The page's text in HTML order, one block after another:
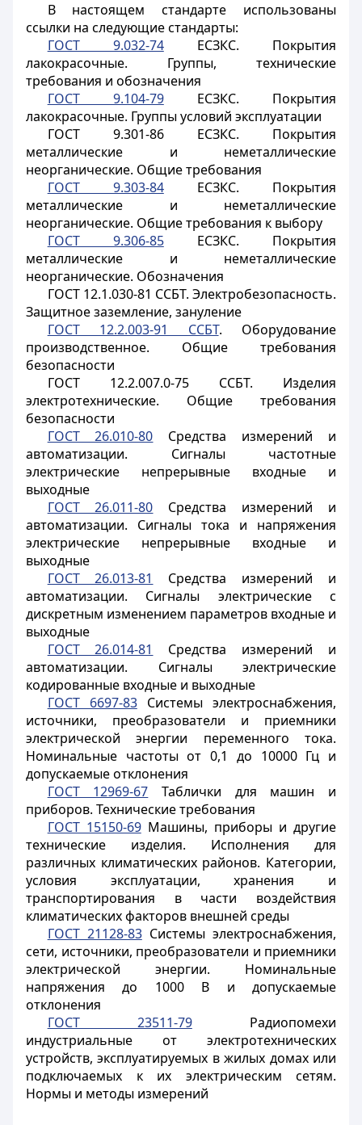
В настоящем стандарте использованы
ссылки на следующие стандарты:
ГОСТ 9.032-74ЕСЗКС. Покрытия
лакокрасочные. Группы, технические
требования и обозначения
ГОСТ 9.104-79ЕСЗКС. Покрытия
лакокрасочные. Группы условий эксплуатации
ГОСТ 9.301-86 ЕСЗКС. Покрытия
металлические и неметаллические
неорганические. Общие требования
ГОСТ 9.303-84ЕСЗКС. Покрытия
металлические и неметаллические
неорганические. Общие требования к выбору
ГОСТ 9.306-85ЕСЗКС. Покрытия
металлические и неметаллические
неорганические. Обозначения
ГОСТ 12.1.030-81 ССБТ. Электробезопасность.
Защитное заземление, зануление
ГОСТ 12.2.003-91 ССБТ. Оборудование
производственное. Общие требования
безопасности
ГОСТ 12.2.007.0-75 ССБТ. Изделия
электротехнические. Общие требования
безопасности
ГОСТ 26.010-80 Средства измерений и
автоматизации. Сигналы частотные
электрические непрерывные входные и
выходные
ГОСТ 26.011-80 Средства измерений и
автоматизации. Сигналы тока и напряжения
электрические непрерывные входные и
выходные
ГОСТ 26.013-81
Средства измерений и
автоматизации. Сигналы электрические с
дискретным изменением параметров входные и
выходные
ГОСТ 26.014-81
Средства измерений и
автоматизации. Сигналы электрические
кодированные входные и выходные
ГОСТ 6697-83Системы электроснабжения,
источники, преобразователи и приемники
электрической энергии переменного тока.
Номинальные частоты от 0,1 до 10000 Гц и
допускаемые отклонения
ГОСТ 12969-67 Таблички для машин и
приборов. Технические требования
ГОСТ 15150-69Машины, приборы и другие
технические изделия. Исполнения для
различных климатических районов. Категории,
условия эксплуатации, хранения и
транспортирования в части воздействия
климатических факторов внешней среды
ГОСТ 21128-83Системы электроснабжения,
сети, источники, преобразователи и приемники
электрической энергии. Номинальные
напряжения до 1000 В и допускаемые
отклонения
ГОСТ 23511-79Радиопомехи
индустриальные от электротехнических
устройств, эксплуатируемых в жилых домах или
подключаемых к их электрическим сетям.
Нормы и методы измерений